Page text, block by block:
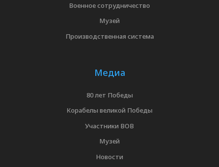
Военное сотрудничество
Музей
Производственная система
Медиа
80 лет Победы
Корабелы великой Победы
Участники ВОВ
Музей
Новости